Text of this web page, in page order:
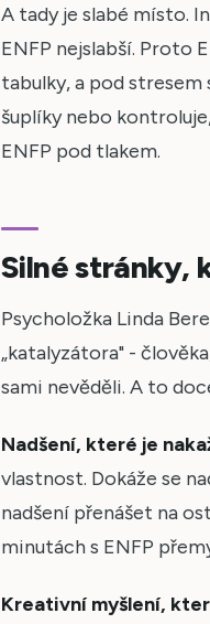
A tady je slabé místo.
ENFP nejslabší. Proto
tabulky, a pod
šuplíky nebo
ENFP pod tlakem.
Silné stránky,
Psycholožka Linda
„katalyzátora" -
sami nevěděli. A to
Nadšení, které je
vlastnost. Dokáže se
nadšení přenášet na
minutách s ENFP
Kreativní myšlení,